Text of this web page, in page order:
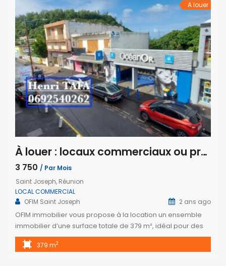
A louer
À louer : locaux commerciaux ou professionnels de 379 m² en plein cœur du centre-ville de Saint-Joseph
3 750 / Par Mois
Saint Joseph, Réunion
LOCAL COMMERCIAL
OFIM Saint Joseph
2 ans ago
OFIM immobilier vous propose à la location un ensemble
immobilier d’une surface totale de 379 m², idéal pour des
locaux commerciaux et/ou professionnels, situé en plein
cœur du centre-ville de Saint-Joseph, sur une rue
379 m2